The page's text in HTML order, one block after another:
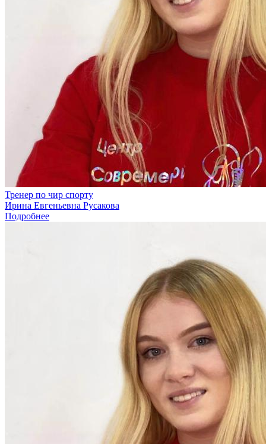
Тренер по чир спорту
Ирина Евгеньевна Русакова
Подробнее